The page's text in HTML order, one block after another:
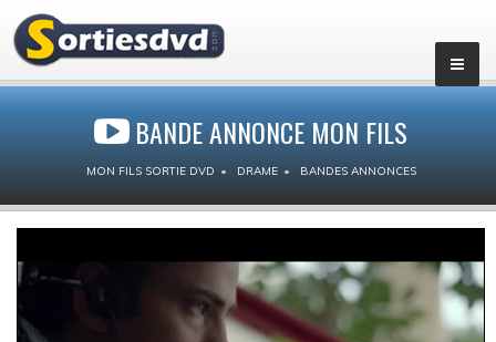
BANDE ANNONCE MON FILS
MON FILS SORTIE DVD DRAME BANDES ANNONCES